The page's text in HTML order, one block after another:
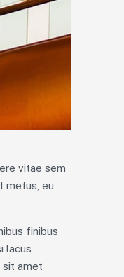
vitae sem
metus, eu
finibus
lacus
sit amet